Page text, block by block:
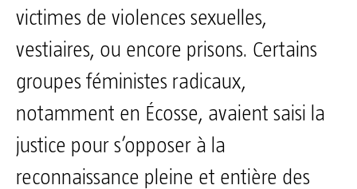
victimes de violences sexuelles,
vestiaires, ou encore prisons. Certains
groupes féministes radicaux,
notamment en Écosse, avaient saisi la
justice pour s’opposer à la
reconnaissance pleine et entière des